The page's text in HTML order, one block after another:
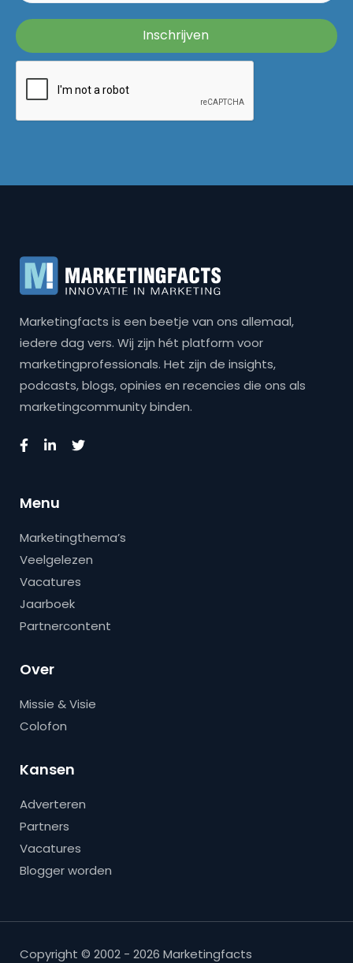
Marketingfacts is een beetje van ons allemaal,
iedere dag vers. Wij zijn hét platform voor
marketingprofessionals. Het zijn de insights,
podcasts, blogs, opinies en recencies die ons als
marketingcommunity binden.
Menu
Marketingthema’s
Veelgelezen
Vacatures
Jaarboek
Partnercontent
Over
Missie & Visie
Colofon
Kansen
Adverteren
Partners
Vacatures
Blogger worden
Copyright © 2002 - 2026 Marketingfacts